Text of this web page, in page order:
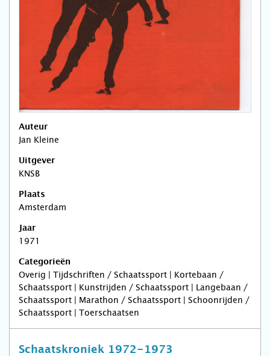
Auteur
Jan Kleine
Uitgever
KNSB
Plaats
Amsterdam
Jaar
1971
Categorieën
Overig | Tijdschriften / Schaatssport | Kortebaan /
Schaatssport | Kunstrijden / Schaatssport | Langebaan /
Schaatssport | Marathon / Schaatssport | Schoonrijden /
Schaatssport | Toerschaatsen
Schaatskroniek 1972-1973